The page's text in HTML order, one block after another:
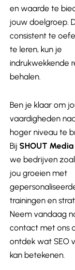
en waarde te
jouw doelgroep.
consistent te
te leren, kun je
indrukwekkende
behalen.
Ben je klaar om
vaardigheden
hoger niveau te
Bij SHOUT Media
we bedrijven
jou groeien met
trainingen en
Neem vandaag
contact met ons
ontdek wat SEO
kan betekenen.